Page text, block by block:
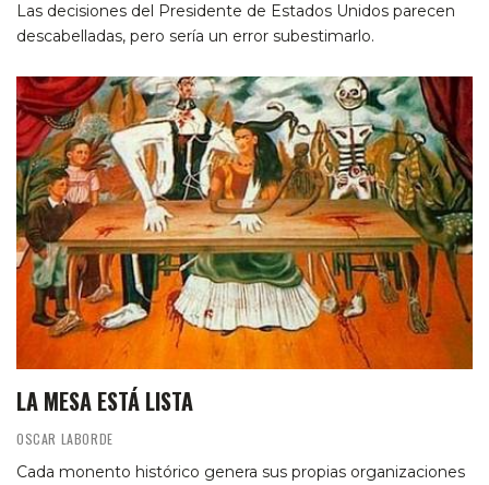
Las decisiones del Presidente de Estados Unidos parecen
descabelladas, pero sería un error subestimarlo.
LA MESA ESTÁ LISTA
OSCAR LABORDE
Cada monento histórico genera sus propias organizaciones